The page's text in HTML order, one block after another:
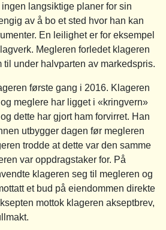
langsiktige planer for sin
av å bo et sted hvor han kan
En leilighet er for eksempel
Megleren forledet klageren
under halvparten av markedspris.
første gang i 2016. Klageren
meglere har ligget i «kringvern»
dette har gjort ham forvirret. Han
utbygger dagen før megleren
trodde at dette var den samme
var oppdragstaker for. På
klageren seg til megleren og
et bud på eiendommen direkte
mottok klageren akseptbrev,